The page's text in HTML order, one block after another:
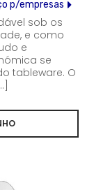
p/empresas
sob os
e como
e
se
tableware. O